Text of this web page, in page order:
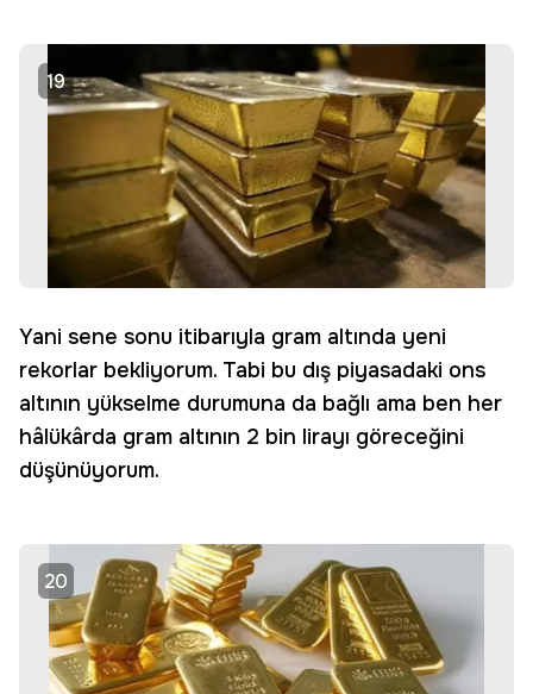
19
Yani sene sonu itibarıyla gram altında yeni
rekorlar bekliyorum. Tabi bu dış piyasadaki ons
altının yükselme durumuna da bağlı ama ben her
hâlükârda gram altının 2 bin lirayı göreceğini
düşünüyorum.
20